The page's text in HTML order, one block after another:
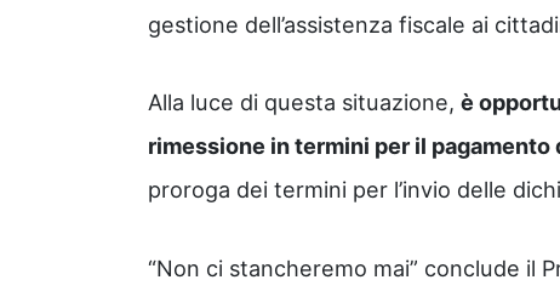
gestione dell’assistenza fiscale ai
Alla luce di questa situazione, è
rimessione in termini per il
proroga dei termini per l’invio delle
“Non ci stancheremo mai” conclude il